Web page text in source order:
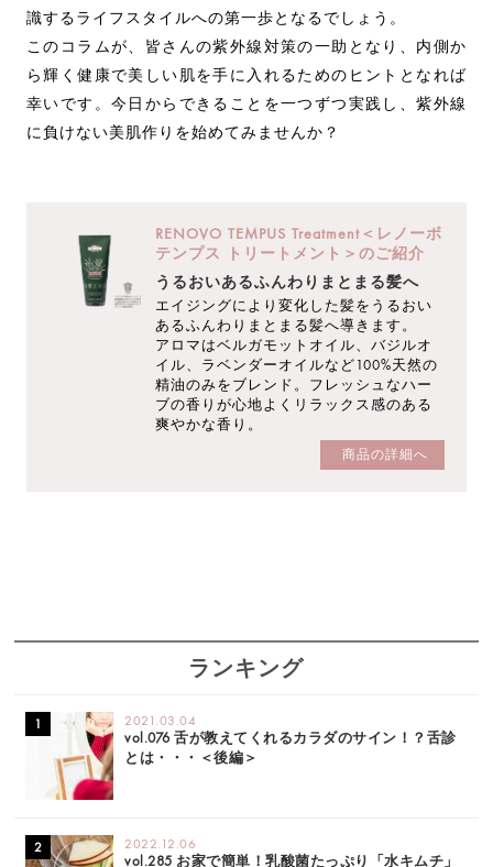
識するライフスタイルへの第一歩となるでしょう。
このコラムが、皆さんの紫外線対策の一助となり、内側か
ら輝く健康で美しい肌を手に入れるためのヒントとなれば
幸いです。今日からできることを一つずつ実践し、紫外線
に負けない美肌作りを始めてみませんか？
RENOVO TEMPUS Treatment＜レノーボ
テンプス トリートメント＞のご紹介
うるおいあるふんわりまとまる髪へ
エイジングにより変化した髪をうるおい
あるふんわりまとまる髪へ導きます。
アロマはベルガモットオイル、バジルオ
イル、ラベンダーオイルなど100%天然の
精油のみをブレンド。フレッシュなハー
ブの香りが心地よくリラックス感のある
爽やかな香り。
商品の詳細へ
ランキング
2021.03.04
vol.076 舌が教えてくれるカラダのサイン！？舌診
とは・・・＜後編＞
2022.12.06
vol.285 お家で簡単！乳酸菌たっぷり「水キムチ」